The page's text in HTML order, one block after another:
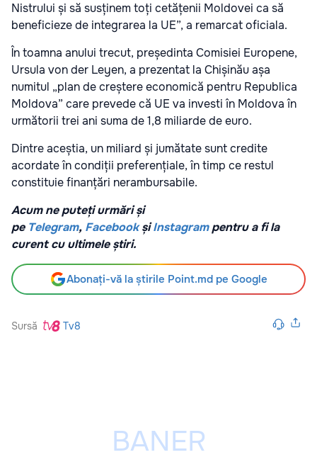
Nistrului și să susținem toți cetățenii Moldovei ca să
beneficieze de integrarea la UE”, a remarcat oficiala.
În toamna anului trecut, președinta Comisiei Europene,
Ursula von der Leyen, a prezentat la Chișinău așa
numitul „plan de creștere economică pentru Republica
Moldova” care prevede că UE va investi în Moldova în
următorii trei ani suma de 1,8 miliarde de euro.
Dintre aceștia, un miliard și jumătate sunt credite
acordate în condiții preferențiale, în timp ce restul
constituie finanțări nerambursabile.
Acum ne puteți urmări și
pe Telegram, Facebook șiInstagrampentru a fi la
curent cu ultimele știri.
Abonați-vă la știrile Point.md pe Google
Sursă Tv8